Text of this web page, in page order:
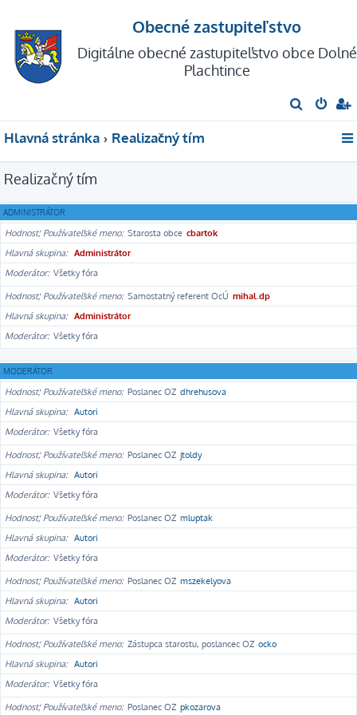
Obecné zastupiteľstvo
Digitálne obecné zastupiteľstvo obce Dolné
Plachtince
ľ
d
Hlavná stránka Realizačný tím
Realizačný tím
ADMINISTRÁTOR
Hodnosť, Používateľské meno Starosta obce cbartok
Hlavná skupina
Administrátor
Moderátor Všetky fóra
Hodnosť, Používateľské meno Samostatný referent OcÚ mihal.dp
Hlavná skupina
Administrátor
Moderátor Všetky fóra
MODERÁTOR
Hodnosť, Používateľské meno Poslanec OZ dhrehusova
Hlavná skupina
Autori
Moderátor Všetky fóra
Hodnosť, Používateľské meno Poslanec OZ jtoldy
Hlavná skupina
Autori
Moderátor Všetky fóra
Hodnosť, Používateľské meno Poslanec OZ mluptak
Hlavná skupina
Autori
Moderátor Všetky fóra
Hodnosť, Používateľské meno Poslanec OZ mszekelyova
Hlavná skupina
Autori
Moderátor Všetky fóra
Hodnosť, Používateľské meno Zástupca starostu, poslancec OZ ocko
Hlavná skupina
Autori
Moderátor Všetky fóra
Hodnosť, Používateľské meno Poslanec OZ pkozarova